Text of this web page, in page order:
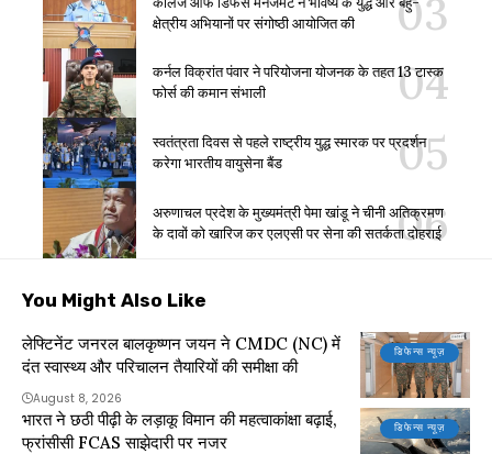
क्षेत्रीय अभियानों पर संगोष्ठी आयोजित की
कर्नल विक्रांत पंवार ने परियोजना योजनक के तहत 13 टास्क
फोर्स की कमान संभाली
स्वतंत्रता दिवस से पहले राष्ट्रीय युद्ध स्मारक पर प्रदर्शन
करेगा भारतीय वायुसेना बैंड
अरुणाचल प्रदेश के मुख्यमंत्री पेमा खांडू ने चीनी अतिक्रमण
के दावों को खारिज कर एलएसी पर सेना की सतर्कता दोहराई
You Might Also Like
डिफेन्स न्यूज़
लेफ्टिनेंट जनरल बालकृष्णन जयन ने CMDC (NC) में
दंत स्वास्थ्य और परिचालन तैयारियों की समीक्षा की
August 8, 2026
डिफेन्स न्यूज़
भारत ने छठी पीढ़ी के लड़ाकू विमान की महत्वाकांक्षा बढ़ाई,
फ्रांसीसी FCAS साझेदारी पर नजर